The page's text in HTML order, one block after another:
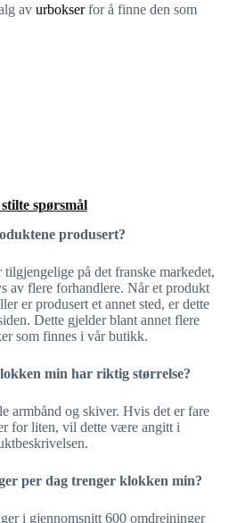
av urbokserfor å finne den som
spørsmål
produsert?
på det franske markedet,
av flere forhandlere. Når et produkt
er produsert et annet sted, er dette
Dette gjelder blant annet flere
som finnes i vår butikk.
min har riktig størrelse?
armbånd og skiver. Hvis det er fare
for liten, vil dette være angitt i
per dag trenger klokken min?
i gjennomsnitt 600 omdreininger